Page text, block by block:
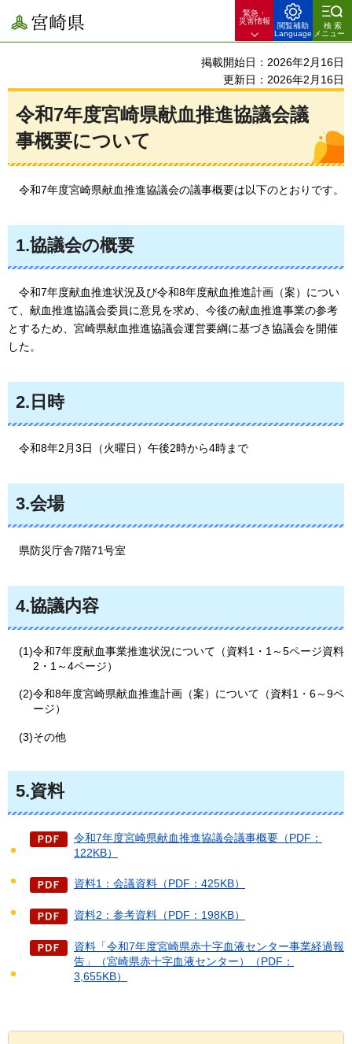
宮崎県
緊急・
災害情報
閲覧補助
Language
検索
メニュー
掲載開始日：2026年2月16日
更新日：2026年2月16日
令和7年度宮崎県献血推進協議会議
事概要について
令和7年度宮崎県献血推進協議会の議事概要は以下のとおりです。
1.協議会の概要
令和7年度献血推進状況及び令和8年度献血推進計画（案）につい
て、献血推進協議会委員に意見を求め、今後の献血推進事業の参考
とするため、宮崎県献血推進協議会運営要綱に基づき協議会を開催
した。
2.日時
令和8年2月3日（火曜日）午後2時から4時まで
3.会場
県防災庁舎7階71号室
4.協議内容
(1)令和7年度献血事業推進状況について（資料1・1～5ページ資料
2・1～4ページ）
(2)令和8年度宮崎県献血推進計画（案）について（資料1・6～9ペ
ージ）
(3)その他
5.資料
令和7年度宮崎県献血推進協議会議事概要（PDF：
122KB）
資料1：会議資料（PDF：425KB）
資料2：参考資料（PDF：198KB）
資料「令和7年度宮崎県赤十字血液センター事業経過報
告」（宮崎県赤十字血液センター）（PDF：
3,655KB）